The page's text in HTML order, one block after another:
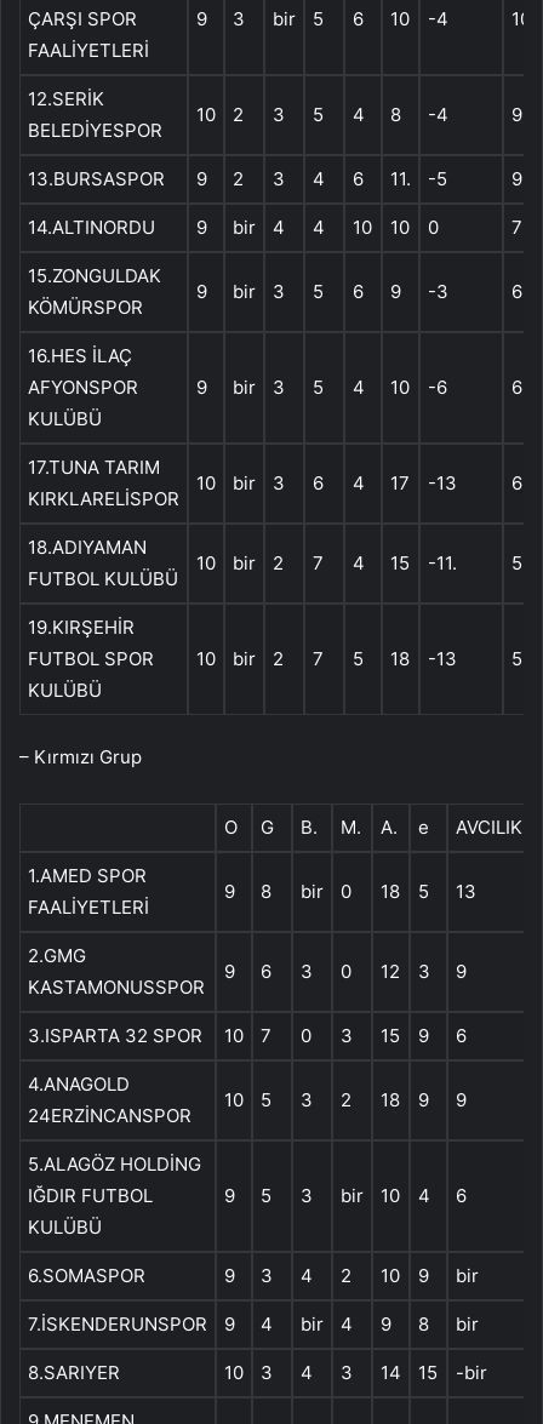
ÇARŞI SPOR
FAALİYETLERİ
9 3 bir 5 6 10 -4 10
12.SERİK
BELEDİYESPOR
10 2 3 5 4 8 -4 9
13.BURSASPOR 9 2 3 4 6 11. -5 9
14.ALTINORDU 9 bir 4 4 10 10 0 7
15.ZONGULDAK
KÖMÜRSPOR
9 bir 3 5 6 9 -3 6
16.HES İLAÇ
AFYONSPOR
KULÜBÜ
9 bir 3 5 4 10 -6 6
17.TUNA TARIM
KIRKLARELİSPOR
10 bir 3 6 4 17 -13 6
18.ADIYAMAN
FUTBOL KULÜBÜ
10 bir 2 7 4 15 -11. 5
19.KIRŞEHİR
FUTBOL SPOR
KULÜBÜ
10 bir 2 7 5 18 -13 5
– Kırmızı Grup
O G B. M. A. e AVCILIK
1.AMED SPOR
FAALİYETLERİ
9 8 bir 0 18 5 13
2.GMG
KASTAMONUSSPOR
9 6 3 0 12 3 9
3.ISPARTA 32 SPOR 10 7 0 3 15 9 6
4.ANAGOLD
24ERZİNCANSPOR
10 5 3 2 18 9 9
5.ALAGÖZ HOLDİNG
IĞDIR FUTBOL
KULÜBÜ
9 5 3 bir 10 4 6
6.SOMASPOR 9 3 4 2 10 9 bir
7.İSKENDERUNSPOR 9 4 bir 4 9 8 bir
8.SARIYER 10 3 4 3 14 15 -bir